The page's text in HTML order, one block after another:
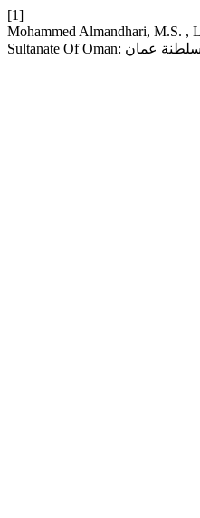
[1]
Mohammed Almandhari, M.S. ,